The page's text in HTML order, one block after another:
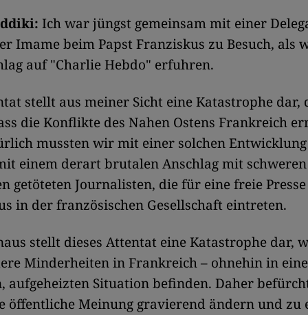
Ich war jüngst gemeinsam mit einer
Imame beim Papst Franziskus zu Besuch, als
auf "Charlie Hebdo" erfuhren.
stellt aus meiner Sicht eine Katastrophe dar,
die Konflikte des Nahen Ostens Frankreich
mussten wir mit einer solchen
einem derart brutalen Anschlag mit
getöteten Journalisten, die für eine freie
in der französischen Gesellschaft eintreten.
stellt dieses Attentat eine Katastrophe dar,
Minderheiten in Frankreich – ohnehin in
aufgeheizten Situation befinden. Daher
öffentliche Meinung gravierend ändern und zu